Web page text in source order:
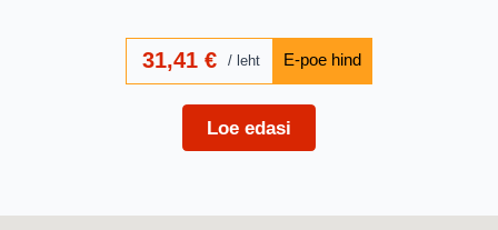
31,41 € leht
Loe edasi